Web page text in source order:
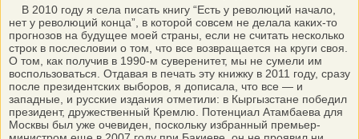
В 2010 году я села писать книгу “Есть у революций начало,
нет у революций конца”, в которой совсем не делала каких-то
прогнозов на будущее моей страны, если не считать несколько
строк в послесловии о том, что все возвращается на круги своя.
О том, как получив в 1990-м суверенитет, мы не сумели им
воспользоваться. Отдавая в печать эту книжку в 2011 году, сразу
после президентских выборов, я дописала, что все — и
западные, и русские издания отметили: в Кыргызстане победил
президент, дружественный Кремлю. Потенциал Атамбаева для
Москвы был уже очевиден, поскольку избранный премьер-